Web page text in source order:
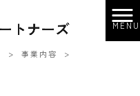
MENU
> 事業内容
>